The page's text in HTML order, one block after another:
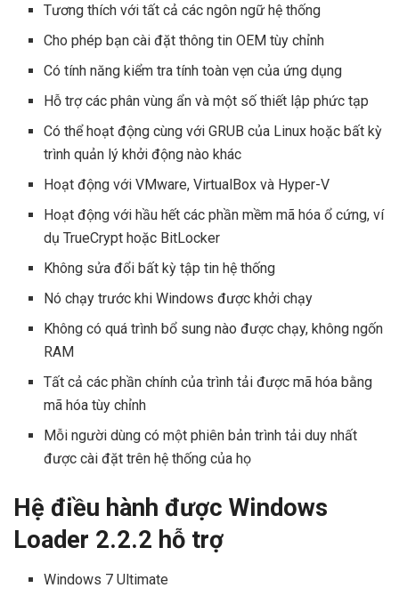
Tương thích với tất cả các ngôn ngữ hệ thống
Cho phép bạn cài đặt thông tin OEM tùy chỉnh
Có tính năng kiểm tra tính toàn vẹn của ứng dụng
Hỗ trợ các phân vùng ẩn và một số thiết lập phức tạp
Có thể hoạt động cùng với GRUB của Linux hoặc bất kỳ
trình quản lý khởi động nào khác
Hoạt động với VMware, VirtualBox và Hyper-V
Hoạt động với hầu hết các phần mềm mã hóa ổ cứng, ví
dụ TrueCrypt hoặc BitLocker
Không sửa đổi bất kỳ tập tin hệ thống
Nó chạy trước khi Windows được khởi chạy
Không có quá trình bổ sung nào được chạy, không ngốn
RAM
Tất cả các phần chính của trình tải được mã hóa bằng
mã hóa tùy chỉnh
Mỗi người dùng có một phiên bản trình tải duy nhất
được cài đặt trên hệ thống của họ
Hệ điều hành được Windows
Loader 2.2.2 hỗ trợ
Windows 7 Ultimate